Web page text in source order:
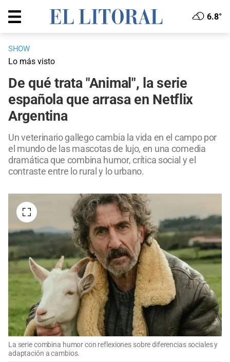
6.8°
SHOW
Lo más visto
De qué trata "Animal", la serie
española que arrasa en Netflix
Argentina
Un veterinario gallego cambia la vida en el campo por
el mundo de las mascotas de lujo, en una comedia
dramática que combina humor, crítica social y el
contraste entre lo rural y lo urbano.
La serie combina humor con reflexiones sobre diferencias sociales y
adaptación a cambios.